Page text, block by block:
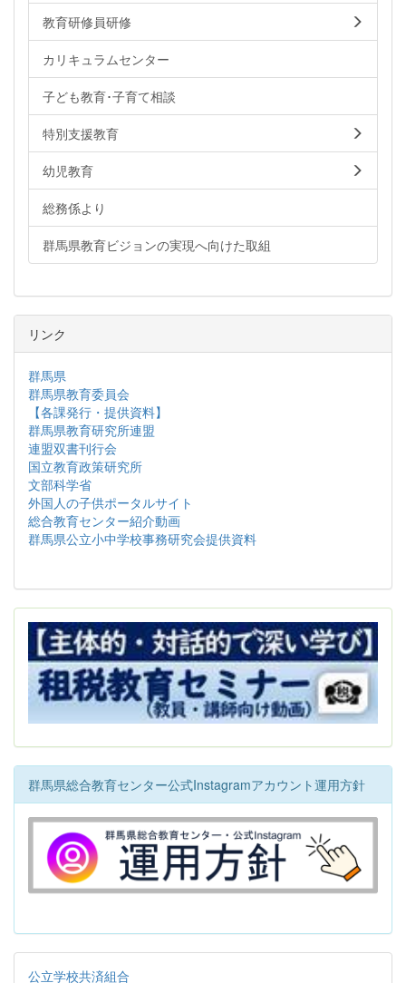
教育研修員研修
カリキュラムセンター
子ども教育･子育て相談
特別支援教育
幼児教育
総務係より
群馬県教育ビジョンの実現へ向けた取組
リンク
群馬県
群馬県教育委員会
【各課発行・提供資料】
群馬県教育研究所連盟
連盟双書刊行会
国立教育政策研究所
文部科学省
外国人の子供ポータルサイト
総合教育センター紹介動画
群馬県公立小中学校事務研究会提供資料
群馬県総合教育センター公式Instagramアカウント運用方針
公立学校共済組合